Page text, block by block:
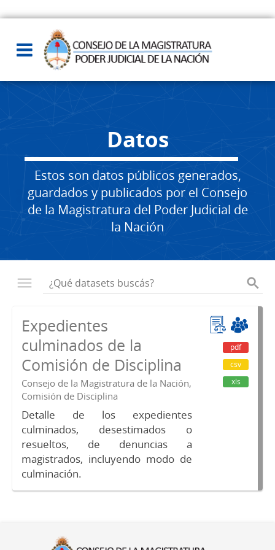
Datos
Estos son datos públicos generados,
guardados y publicados por el Consejo
de la Magistratura del Poder Judicial de
la Nación
Expedientes
culminados de la
Comisión de Disciplina
Consejo de la Magistratura de la Nación,
Comisión de Disciplina
Detalle de los expedientes
culminados, desestimados o
resueltos, de denuncias a
magistrados, incluyendo modo de
culminación.
pdf
csv
xls